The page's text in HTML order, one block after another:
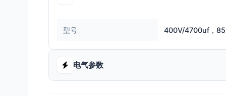
型号 400V/4700uf，
电气参数